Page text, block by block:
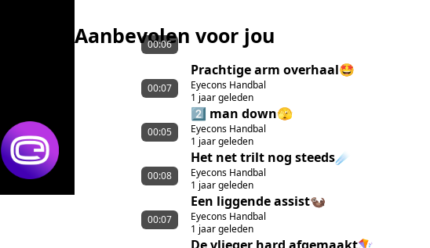
Aanbevolen voor jou
00:06
Prachtige arm overhaal🤩
Eyecons Handbal
1 jaar geleden
00:07
2️⃣ man down🫣
Eyecons Handbal
1 jaar geleden
00:05
Het net trilt nog steeds☄️
Eyecons Handbal
1 jaar geleden
00:08
Een liggende assist🦦
Eyecons Handbal
1 jaar geleden
00:07